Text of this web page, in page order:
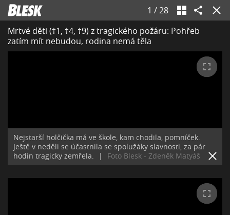
1 /28
Mrtvé děti (†1, †4, †9) z tragického požáru: Pohřeb
zatím mít nebudou, rodina nemá těla
Nejstarší holčička má ve škole, kam chodila, pomníček.
Ještě v neděli se účastnila se spolužáky slavnosti, za pár
hodin tragicky zemřela.
| Foto Blesk - Zdeněk Matyáš